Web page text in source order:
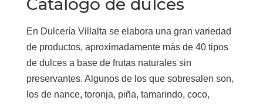
Catálogo de dulces
En Dulcería Villalta se elabora una gran variedad
de productos, aproximadamente más de 40 tipos
de dulces a base de frutas naturales sin
preservantes. Algunos de los que sobresalen son,
los de nance, toronja, piña, tamarindo, coco,